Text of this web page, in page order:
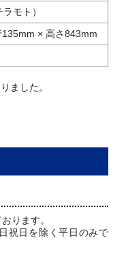
モト）
× 高さ843mm
ました。
ります。
祝日を除く平日のみで